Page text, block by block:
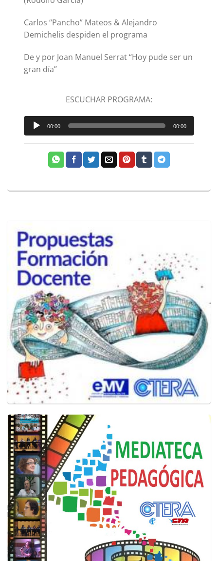
Carlos “Pancho” Mateos & Alejandro
Demichelis despiden el programa
De y por Joan Manuel Serrat “Hoy pude ser un
gran día”
ESCUCHAR PROGRAMA:
Reproductor
de
audio
00:00 00:00